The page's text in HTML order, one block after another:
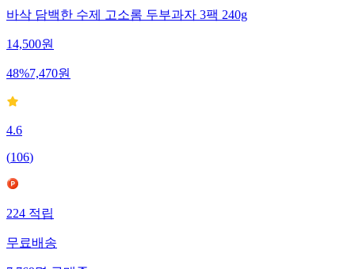
바삭 담백한 수제 고소롬 두부과자 3팩 240g
14,500원
48%7,470원
4.6
(106)
224 적립
무료배송